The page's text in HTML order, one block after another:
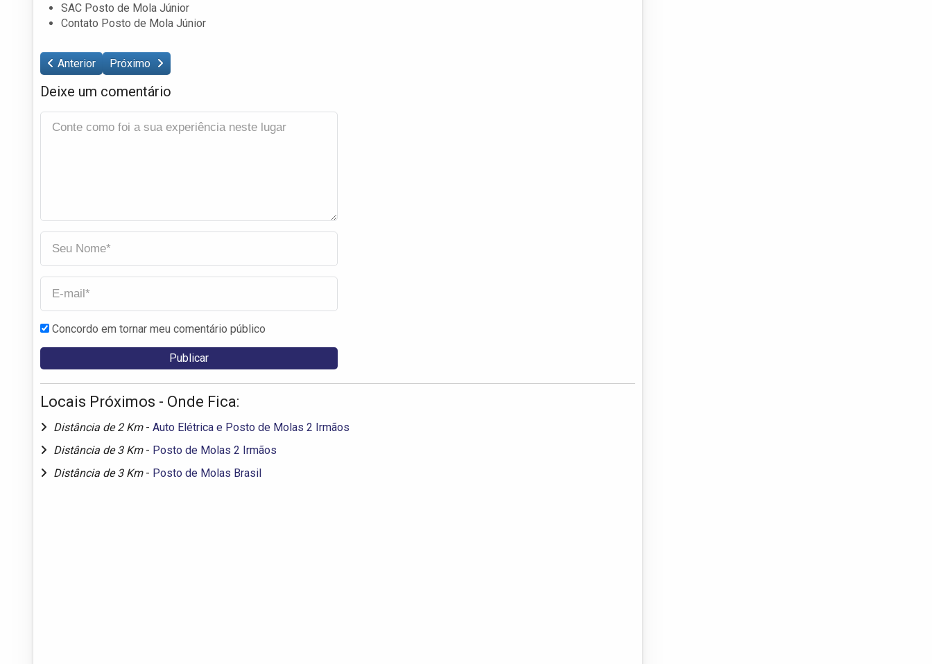
SAC Posto de Mola Júnior
Contato Posto de Mola Júnior
Anterior Próximo
Deixe um comentário
Concordo em tornar meu comentário público
Locais Próximos - Onde Fica:
Distância de 2 Km - Auto Elétrica e Posto de Molas 2 Irmãos
Distância de 3 Km - Posto de Molas 2 Irmãos
Distância de 3 Km - Posto de Molas Brasil